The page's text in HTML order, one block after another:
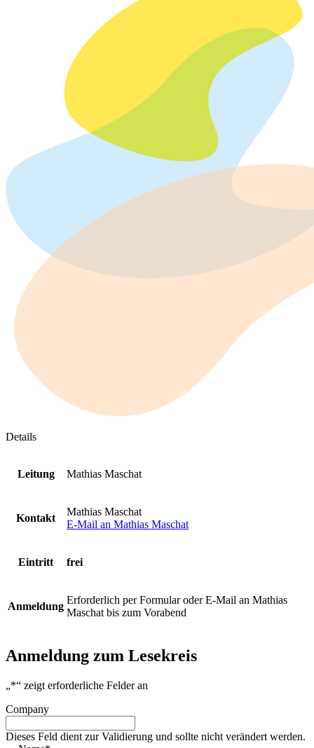
Details
Leitung Mathias Maschat
Kontakt
Mathias Maschat
E-Mail an Mathias Maschat
Eintritt frei
Anmeldung
Erforderlich per Formular oder E-Mail an Mathias
Maschat bis zum Vorabend
Anmeldung zum Lesekreis
„*“ zeigt erforderliche Felder an
Company
Dieses Feld dient zur Validierung und sollte nicht verändert werden.